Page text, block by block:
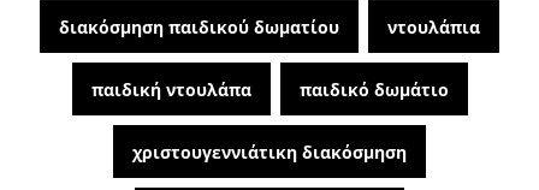
διακόσμηση παιδικού δωματίου ντουλάπια
παιδική ντουλάπα παιδικό δωμάτιο
χριστουγεννιάτικη διακόσμηση